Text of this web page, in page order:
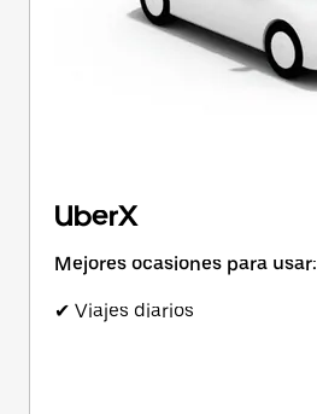
UberX
Mejores ocasiones para usar:
✔ Viajes diarios